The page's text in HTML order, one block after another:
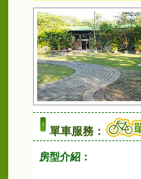
單車服務：
房型介紹：